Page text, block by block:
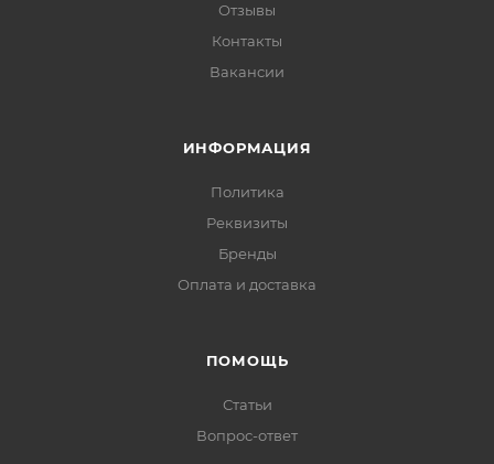
Отзывы
Контакты
Вакансии
ИНФОРМАЦИЯ
Политика
Реквизиты
Бренды
Оплата и доставка
ПОМОЩЬ
Статьи
Вопрос-ответ